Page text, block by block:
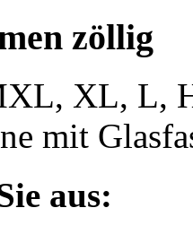
zöllig
XL, L,
mit
aus: